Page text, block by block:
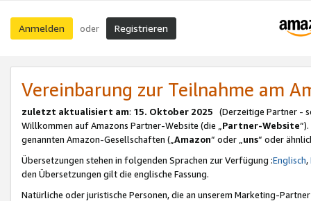
Anmelden oder Registrieren
Vereinbarung zur Teilnahme am
zuletzt aktualisiert am: 15. Oktober 2025 (Derzeitige Partner -
Willkommen auf Amazons Partner-Website (die „Partner-Website
genannten Amazon-Gesellschaften („Amazon“ oder „uns“ oder
Übersetzungen stehen in folgenden Sprachen zur Verfügung :Englisch,
den Übersetzungen gilt die englische Fassung.
Natürliche oder juristische Personen, die an unserem Marketing-